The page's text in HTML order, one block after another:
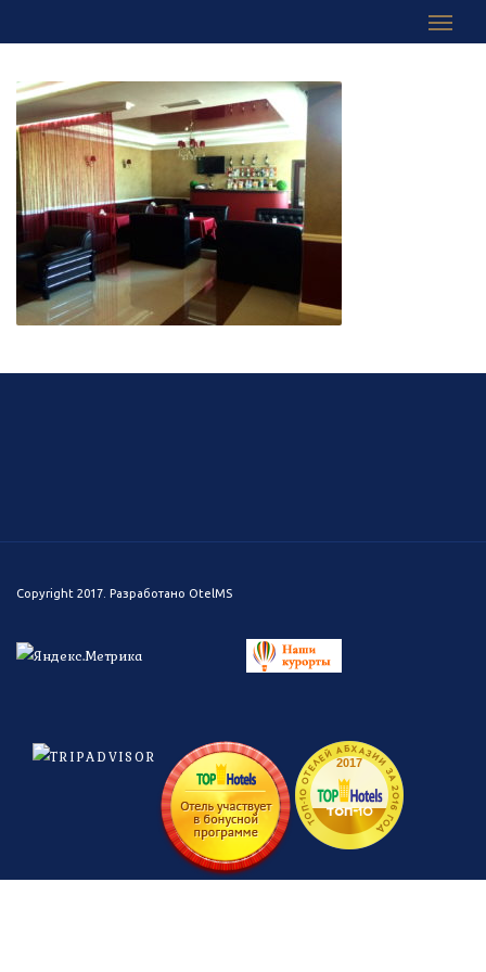
Copyright 2017. Разработано OtelMS
2017
топ-10
ТОП-10 ОТЕЛЕЙ АБХАЗИИ ЗА 2016 ГОД